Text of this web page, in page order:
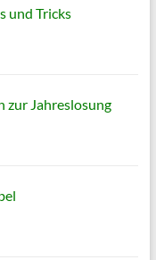
und Tricks
zur Jahreslosung